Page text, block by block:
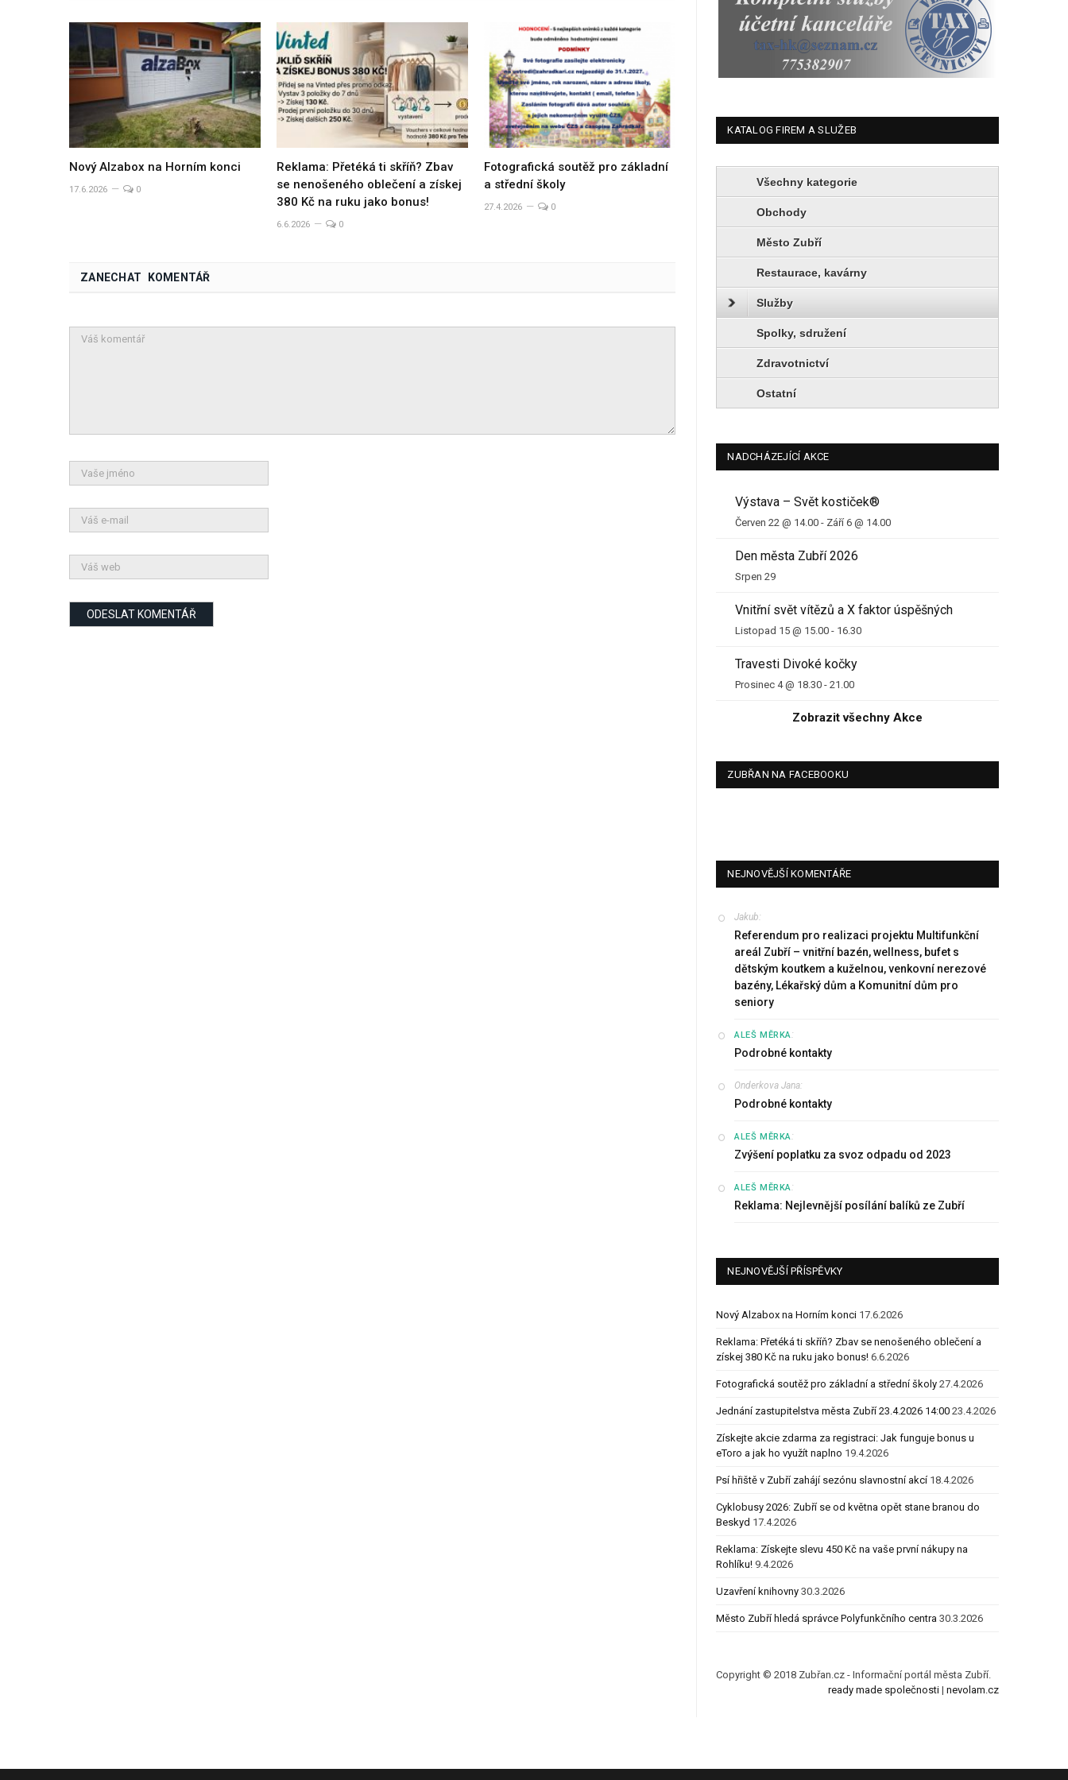
Nový Alzabox na Horním konci
17.6.2026 0
Reklama: Přetéká ti skříň? Zbav
se nenošeného oblečení a získej
380 Kč na ruku jako bonus!
6.6.2026 0
Fotografická soutěž pro základní
a střední školy
27.4.2026 0
ZANECHAT KOMENTÁŘ
KATALOG FIREM A SLUŽEB
Všechny kategorie
Obchody
Město Zubří
Restaurace, kavárny
Služby
Spolky, sdružení
Zdravotnictví
Ostatní
NADCHÁZEJÍCÍ AKCE
Výstava – Svět kostiček®
Červen 22 @ 14.00 - Září 6 @ 14.00
Den města Zubří 2026
Srpen 29
Vnitřní svět vítězů a X faktor úspěšných
Listopad 15 @ 15.00 - 16.30
Travesti Divoké kočky
Prosinec 4 @ 18.30 -21.00
Zobrazit všechny Akce
ZUBŘAN NA FACEBOOKU
NEJNOVĚJŠÍ KOMENTÁŘE
Jakub:
Referendum pro realizaci projektu Multifunkční
areál Zubří – vnitřní bazén, wellness, bufet s
dětským koutkem a kuželnou, venkovní nerezové
bazény, Lékařský dům a Komunitní dům pro
seniory
ALEŠ MĚRKA:
Podrobné kontakty
Onderkova Jana:
Podrobné kontakty
ALEŠ MĚRKA:
Zvýšení poplatku za svoz odpadu od 2023
ALEŠ MĚRKA:
Reklama: Nejlevnější posílání balíků ze Zubří
NEJNOVĚJŠÍ PŘÍSPĚVKY
Nový Alzabox na Horním konci 17.6.2026
Reklama: Přetéká ti skříň? Zbav se nenošeného oblečení a
získej 380 Kč na ruku jako bonus! 6.6.2026
Fotografická soutěž pro základní a střední školy 27.4.2026
Jednání zastupitelstva města Zubří 23.4.2026 14:00 23.4.2026
Získejte akcie zdarma za registraci: Jak funguje bonus u
eToro a jak ho využít naplno 19.4.2026
Psí hřiště v Zubří zahájí sezónu slavnostní akcí 18.4.2026
Cyklobusy 2026: Zubří se od května opět stane branou do
Beskyd 17.4.2026
Reklama: Získejte slevu 450 Kč na vaše první nákupy na
Rohlíku! 9.4.2026
Uzavření knihovny 30.3.2026
Město Zubří hledá správce Polyfunkčního centra 30.3.2026
Copyright © 2018 Zubřan.cz - Informační portál města Zubří.
ready made společnosti| nevolam.cz